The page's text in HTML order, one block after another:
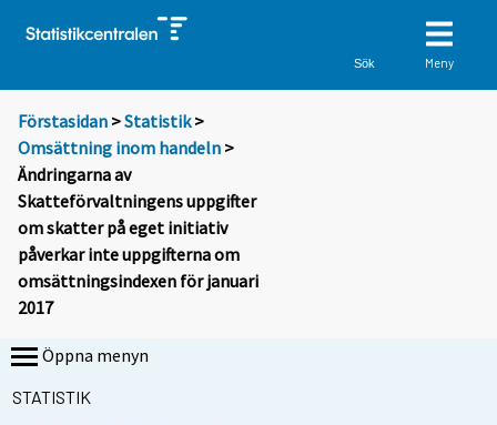
Sök Meny
Förstasidan >Statistik >
Omsättning inom handeln >
Ändringarna av
Skatteförvaltningens uppgifter
om skatter på eget initiativ
påverkar inte uppgifterna om
omsättningsindexen för januari
2017
Öppna menyn
STATISTIK